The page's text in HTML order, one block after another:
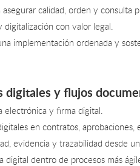
asegurar calidad, orden y consulta
digitalización con valor legal.
implementación ordenada y
digitales y flujos
electrónica y firma digital.
en contratos,
evidencia y trazabilidad desde
digital dentro de procesos más